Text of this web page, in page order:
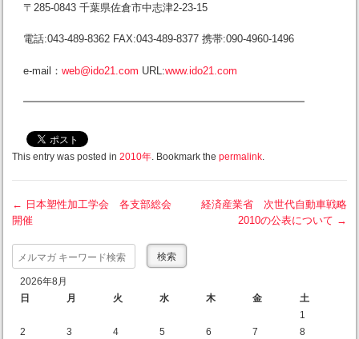
〒285-0843 千葉県佐倉市中志津2-23-15
電話:043-489-8362 FAX:043-489-8377 携帯:090-4960-1496
e-mail： web@ido21.com URL:www.ido21.com
━━━━━━━━━━━━━━━━━━━━━━━━━━━
This entry was posted in 2010年. Bookmark the permalink.
Post navigation
← 日本塑性加工学会 各支部総会
開催
経済産業省 次世代自動車戦略
2010の公表について →
Search
2026年8月
日
月 火 水 木 金 土
1
2
3 4 5 6 7
8